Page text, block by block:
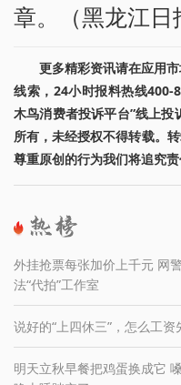
章。（黑龙江
更多精彩资讯请在应用
线索，24小时报料热线400-
木鸟消费者投诉平台”线上
所有，未经授权不得转载。
尊重原创的行为我们将追究责
外挂抢票每张加价上千元 网
法“代拍”工作室
说好的“上四休三”，怎么工资
明天立秋早餐把鸡蛋换成它 嗓